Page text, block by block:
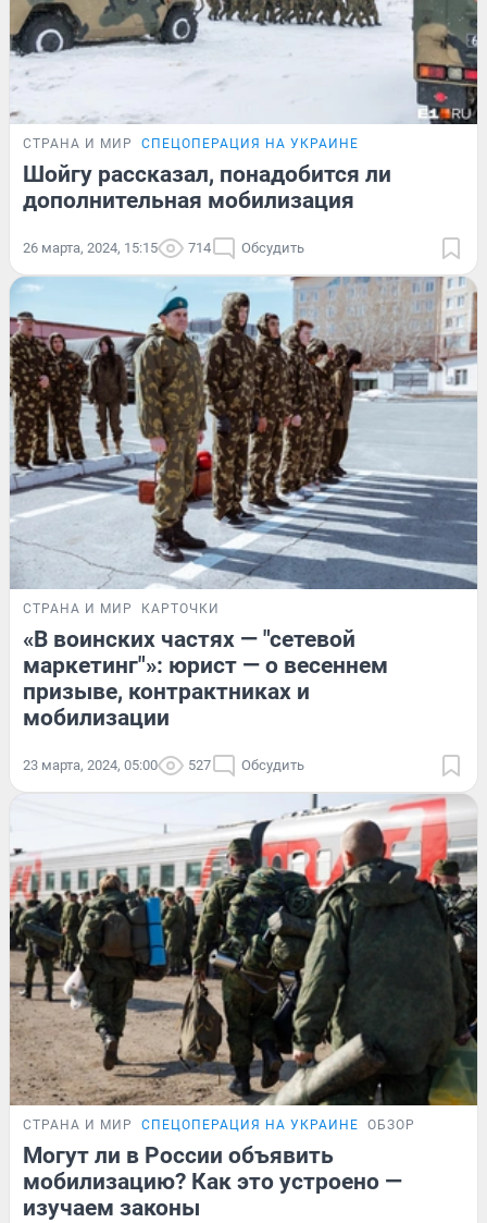
СТРАНА И МИР СПЕЦОПЕРАЦИЯ НА УКРАИНЕ
Шойгу рассказал, понадобится ли
дополнительная мобилизация
26 марта, 2024, 15:15 714 Обсудить
СТРАНА И МИР КАРТОЧКИ
«В воинских частях — "сетевой
маркетинг"»: юрист — о весеннем
призыве, контрактниках и
мобилизации
23 марта, 2024, 05:00 527 Обсудить
СТРАНА И МИР СПЕЦОПЕРАЦИЯ НА УКРАИНЕ ОБЗОР
Могут ли в России объявить
мобилизацию? Как это устроено —
изучаем законы